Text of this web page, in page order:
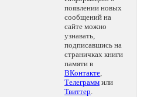
появлении новых
сообщений на
сайте можно
узнавать,
подписавшись на
страничках книги
памяти в
ВКонтакте,
Телеграмм или
Твиттер.